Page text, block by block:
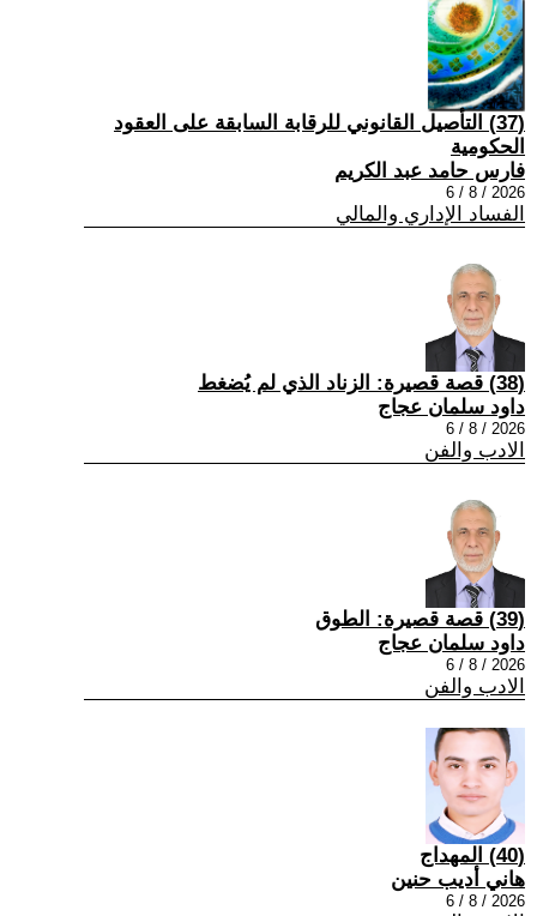
(37) التأصيل القانوني للرقابة السابقة على العقود
الحكومية
فارس حامد عبد الكريم
2026 / 8 / 6
الفساد الإداري والمالي
(38) قصة قصيرة: الزناد الذي لم يُضغط
داود سلمان عجاج
2026 / 8 / 6
الادب والفن
(39) قصة قصيرة: الطوق
داود سلمان عجاج
2026 / 8 / 6
الادب والفن
(40) المهداج
هاني أديب حنين
2026 / 8 / 6